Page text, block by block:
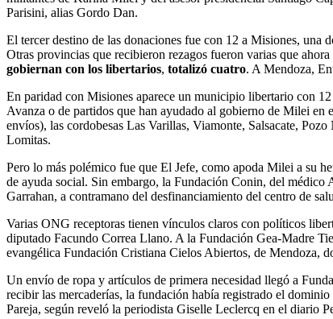
Parisini, alias Gordo Dan.
El tercer destino de las donaciones fue con 12 a Misiones, una
Otras provincias que recibieron rezagos fueron varias que
gobiernan con los libertarios, totalizó cuatro. A Mendoza,
En paridad con Misiones aparece un municipio libertario con
Avanza o de partidos que han ayudado al gobierno de Milei en
envíos), las cordobesas Las Varillas, Viamonte, Salsacate,
Lomitas.
Pero lo más polémico fue que El Jefe, como apoda Milei a su
de ayuda social. Sin embargo, la Fundación Conin, del
Garrahan, a contramano del desfinanciamiento del centro de
Varias ONG receptoras tienen vínculos claros con políticos
diputado Facundo Correa Llano. A la Fundación Gea-Madre
evangélica Fundación Cristiana Cielos Abiertos, de Mendoza,
Un envío de ropa y artículos de primera necesidad llegó a
recibir las mercaderías, la fundación había registrado el
Pareja, según reveló la periodista Giselle Leclercq en el diario